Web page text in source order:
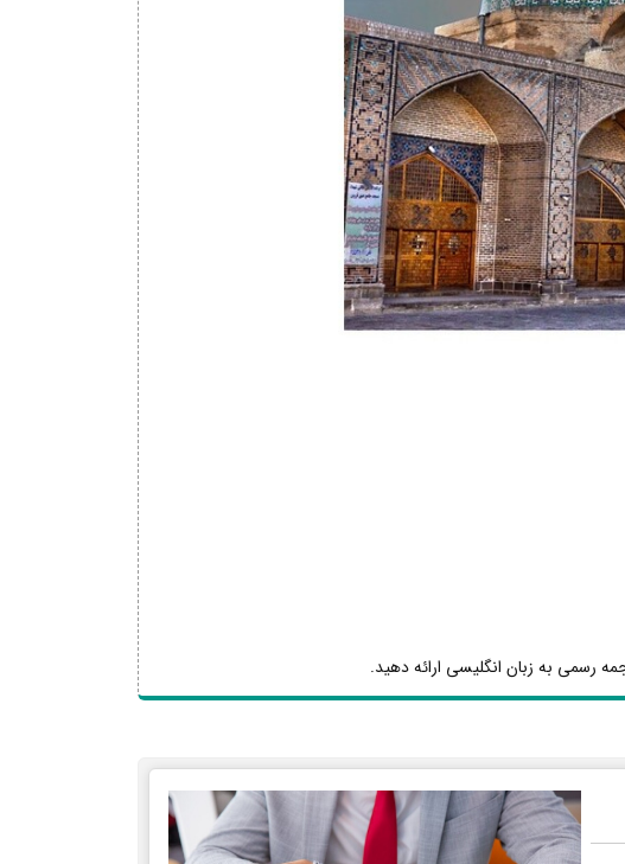
رسمی به زبان انگلیسی ارائه دهید.